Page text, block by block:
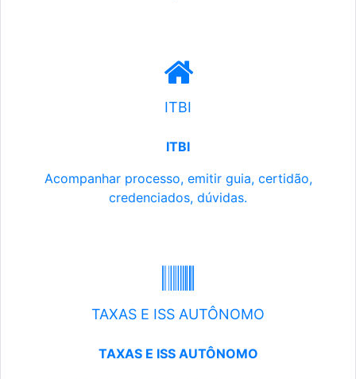
ITBI
ITBI
Acompanhar processo, emitir guia, certidão,
credenciados, dúvidas.
TAXAS E ISS AUTÔNOMO
TAXAS E ISS AUTÔNOMO